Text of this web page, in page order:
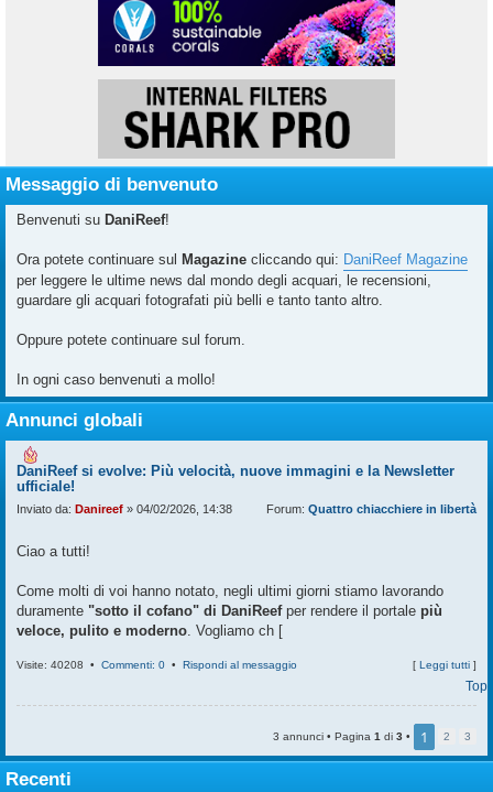
Messaggio di benvenuto
Benvenuti su DaniReef!
Ora potete continuare sul Magazine cliccando qui: DaniReef Magazine
per leggere le ultime news dal mondo degli acquari, le recensioni,
guardare gli acquari fotografati più belli e tanto tanto altro.
Oppure potete continuare sul forum.
In ogni caso benvenuti a mollo!
Annunci globali
DaniReef si evolve: Più velocità, nuove immagini e la Newsletter
ufficiale!
Inviato da: Danireef » 04/02/2026, 14:38 Forum: Quattro chiacchiere in libertà
Ciao a tutti!
Come molti di voi hanno notato, negli ultimi giorni stiamo lavorando
duramente "sotto il cofano" di DaniReefper rendere il portale più
veloce, pulito e moderno . Vogliamo ch [
Visite: 40208 • Commenti: 0 • Rispondi al messaggio [ Leggi tutti ]
Top
3 annunci • Pagina 1 di 3 • 1 2 3
Recenti